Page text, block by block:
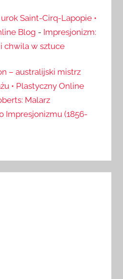
Saint-Cirq-Lapopie •
Blog - Impresjonizm:
chwila w sztuce
– australijski mistrz
• Plastyczny Online
Malarz
Impresjonizmu (1856-